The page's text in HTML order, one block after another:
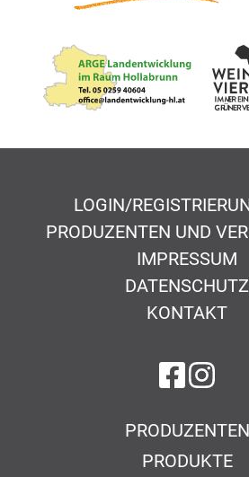
LOGIN/
PRODUZENTEN UND
IMPRESSUM
DATENSCHUTZ
KONTAKT
auf auf
PRODUZENTEN
PRODUKTE